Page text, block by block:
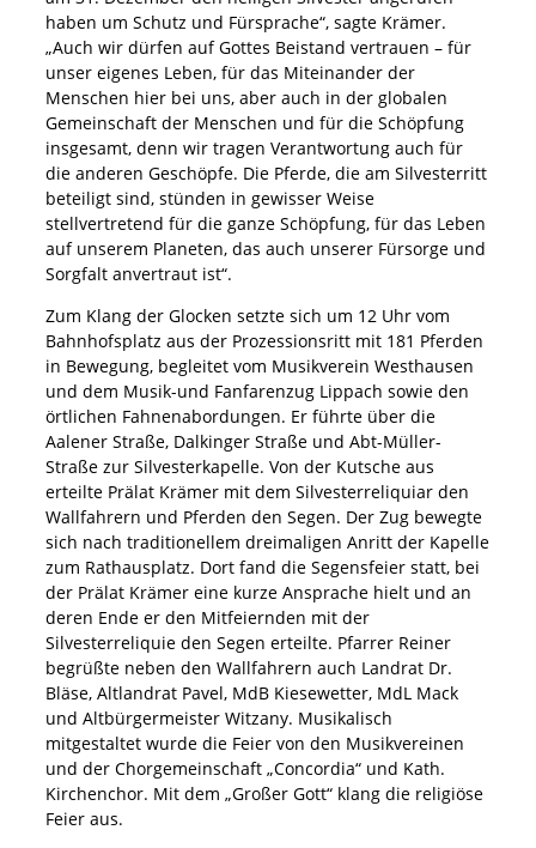
haben um Schutz und Fürsprache“, sagte Krämer.
„Auch wir dürfen auf Gottes Beistand vertrauen – für
unser eigenes Leben, für das Miteinander der
Menschen hier bei uns, aber auch in der globalen
Gemeinschaft der Menschen und für die Schöpfung
insgesamt, denn wir tragen Verantwortung auch für
die anderen Geschöpfe. Die Pferde, die am Silvesterritt
beteiligt sind, stünden in gewisser Weise
stellvertretend für die ganze Schöpfung, für das Leben
auf unserem Planeten, das auch unserer Fürsorge und
Sorgfalt anvertraut ist“.
Zum Klang der Glocken setzte sich um 12 Uhr vom
Bahnhofsplatz aus der Prozessionsritt mit 181 Pferden
in Bewegung, begleitet vom Musikverein Westhausen
und dem Musik-und Fanfarenzug Lippach sowie den
örtlichen Fahnenabordungen. Er führte über die
Aalener Straße, Dalkinger Straße und Abt-Müller-
Straße zur Silvesterkapelle. Von der Kutsche aus
erteilte Prälat Krämer mit dem Silvesterreliquiar den
Wallfahrern und Pferden den Segen. Der Zug bewegte
sich nach traditionellem dreimaligen Anritt der Kapelle
zum Rathausplatz. Dort fand die Segensfeier statt, bei
der Prälat Krämer eine kurze Ansprache hielt und an
deren Ende er den Mitfeiernden mit der
Silvesterreliquie den Segen erteilte. Pfarrer Reiner
begrüßte neben den Wallfahrern auch Landrat Dr.
Bläse, Altlandrat Pavel, MdB Kiesewetter, MdL Mack
und Altbürgermeister Witzany. Musikalisch
mitgestaltet wurde die Feier von den Musikvereinen
und der Chorgemeinschaft „Concordia“ und Kath.
Kirchenchor. Mit dem „Großer Gott“ klang die religiöse
Feier aus.